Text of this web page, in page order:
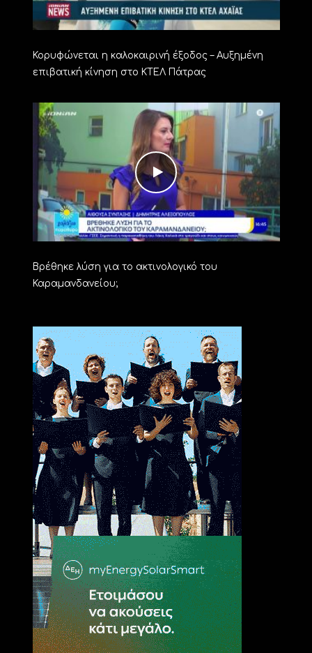
Κορυφώνεται η καλοκαιρινή έξοδος – Αυξημένη
επιβατική κίνηση στο ΚΤΕΛ Πάτρας
Βρέθηκε λύση για το ακτινολογικό του
Καραμανδανείου;